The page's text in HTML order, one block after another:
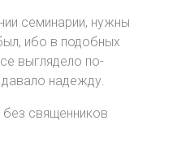
семинарии, нужны
ибо в подобных
выглядело по-
давало надежду.
священников